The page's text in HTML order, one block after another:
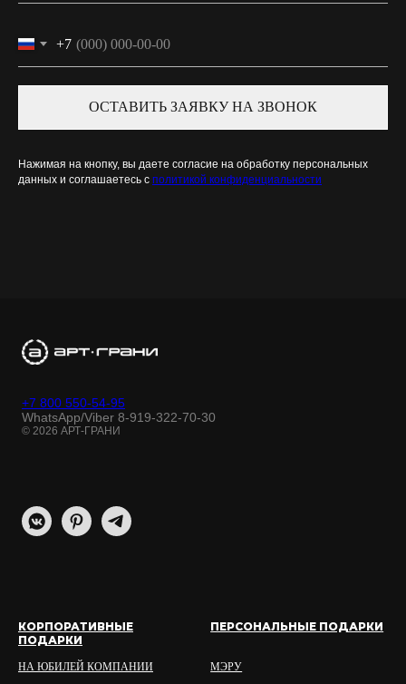
+7
ОСТАВИТЬ ЗАЯВКУ НА ЗВОНОК
Нажимая на кнопку, вы даете согласие на обработку персональных
данных и соглашаетесь c политикой конфиденциальности
+7 800 550-54-95
WhatsApp/Viber 8-919-322-70-30
© 2026 АРТ-ГРАНИ
КОРПОРАТИВНЫЕ
ПОДАРКИ
НА ЮБИЛЕЙ КОМПАНИИ
ПЕРСОНАЛЬНЫЕ ПОДАРКИ
МЭРУ